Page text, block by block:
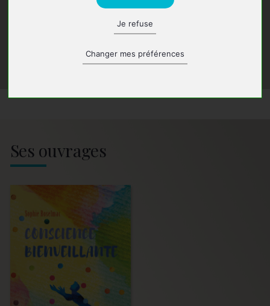
Je refuse
Changer mes préférences
Ses ouvrages